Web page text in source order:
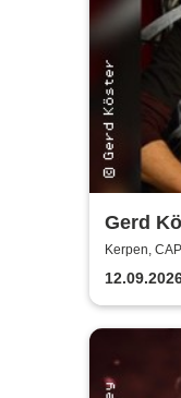
Gerd
Dei
Kerpen,